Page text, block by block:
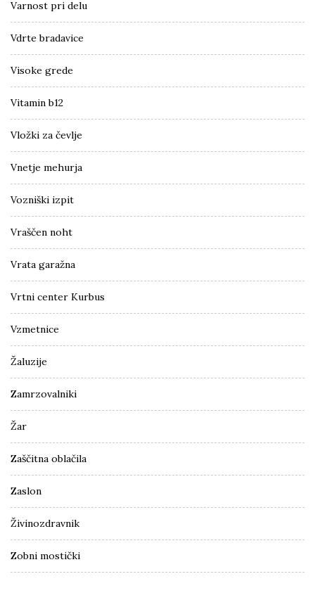
Varnost pri delu
Vdrte bradavice
Visoke grede
Vitamin b12
Vložki za čevlje
Vnetje mehurja
Vozniški izpit
Vraščen noht
Vrata garažna
Vrtni center Kurbus
Vzmetnice
Žaluzije
Zamrzovalniki
Žar
Zaščitna oblačila
Zaslon
Živinozdravnik
Zobni mostički